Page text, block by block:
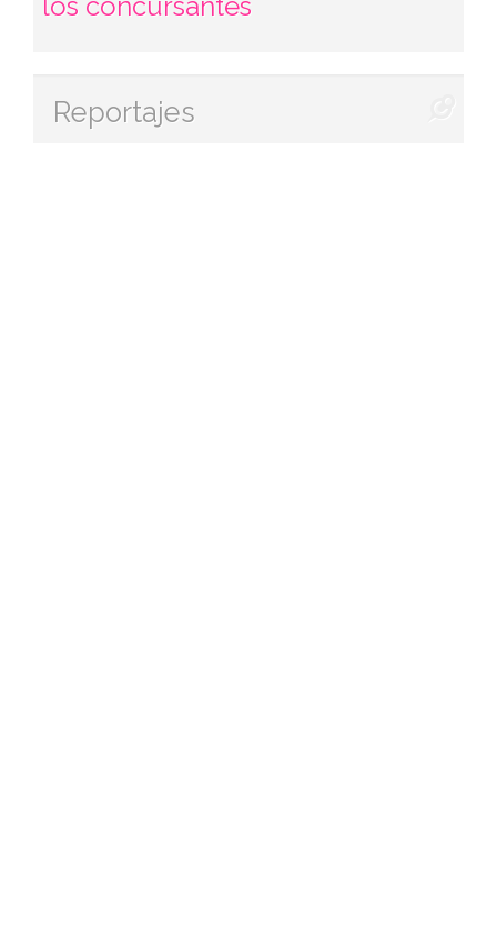
Reportajes